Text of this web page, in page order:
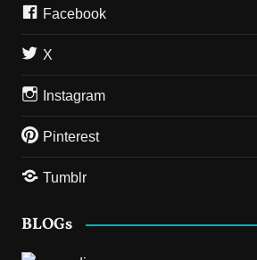
Facebook
X
Instagram
Pinterest
Tumblr
BLOGs